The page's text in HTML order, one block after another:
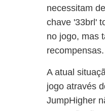
necessitam
chave '33brl'
no jogo, mas
recompensas.
A atual
jogo através
JumpHigher